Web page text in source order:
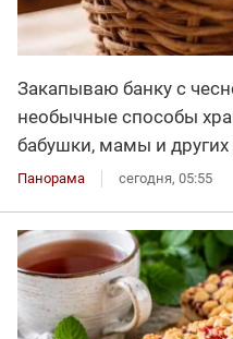
Закапываю банку с
необычные способы
бабушки, мамы и других
Панорама сегодня, 05:55